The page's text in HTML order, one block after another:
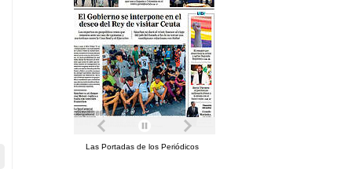
Las Portadas de los Periódicos